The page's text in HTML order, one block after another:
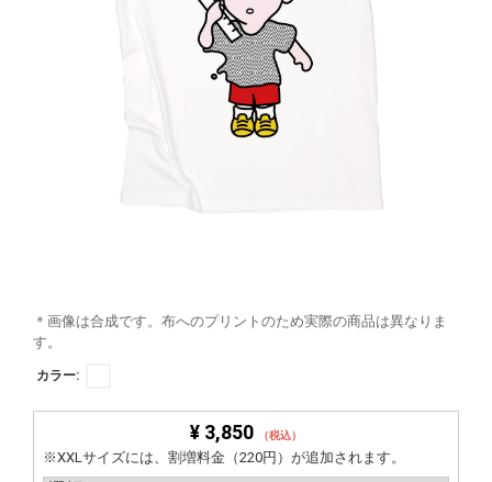
＊画像は合成です。布へのプリントのため実際の商品は異なりま
す。
カラー:
¥ 3,850 （税込）
※XXLサイズには、割増料金（220円）が追加されます。